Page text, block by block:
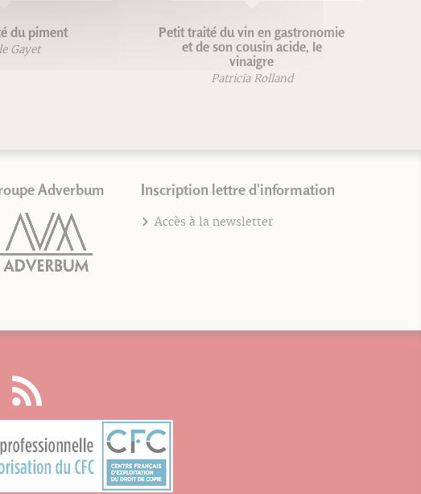
du piment
Gayet
Petit traité du vin en gastronomie
et de son cousin acide, le
vinaigre
Patricia Rolland
Adverbum Inscription lettre d'information
Accès à la newsletter